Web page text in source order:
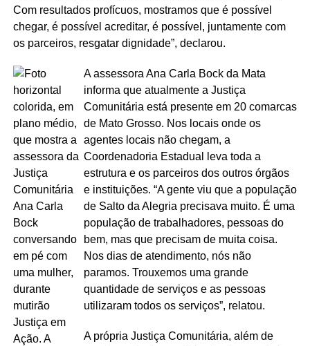
Com resultados profícuos, mostramos que é possível
chegar, é possível acreditar, é possível, juntamente com
os parceiros, resgatar dignidade”, declarou.
A assessora Ana Carla Bock da Mata
informa que atualmente a Justiça
Comunitária está presente em 20 comarcas
de Mato Grosso. Nos locais onde os
agentes locais não chegam, a
Coordenadoria Estadual leva toda a
estrutura e os parceiros dos outros órgãos
e instituições. “A gente viu que a população
de Salto da Alegria precisava muito. É uma
população de trabalhadores, pessoas do
bem, mas que precisam de muita coisa.
Nos dias de atendimento, nós não
paramos. Trouxemos uma grande
quantidade de serviços e as pessoas
utilizaram todos os serviços”, relatou.
A própria Justiça Comunitária, além de